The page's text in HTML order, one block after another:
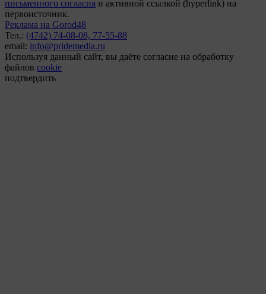
письменного согласия и активной ссылкой (hyperlink) на
первоисточник.
Реклама на Gorod48
Тел.: (4742) 74-08-08, 77-55-88
email: info@pridemedia.ru
Используя данный сайт, вы даёте согласие на обработку
файлов cookie
подтвердить